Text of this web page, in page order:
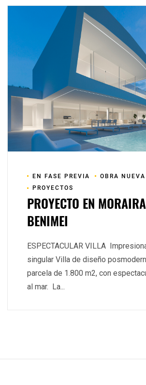
Read More
EN FASE PREVIA
OBRA NUEVA
PROYECTOS
PROYECTO EN
BENIMEI
ESPECTACULAR VILLA
singular Villa de diseño
parcela de 1.800 m2, con
al mar. La...